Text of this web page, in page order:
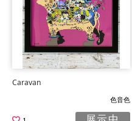
Caravan
色音色